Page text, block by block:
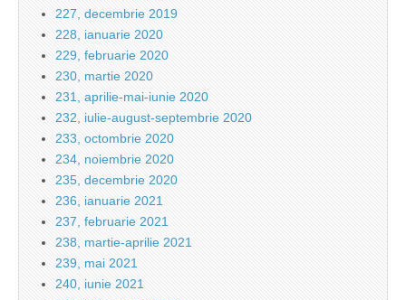
227, decembrie 2019
228, ianuarie 2020
229, februarie 2020
230, martie 2020
231, aprilie-mai-iunie 2020
232, iulie-august-septembrie 2020
233, octombrie 2020
234, noiembrie 2020
235, decembrie 2020
236, ianuarie 2021
237, februarie 2021
238, martie-aprilie 2021
239, mai 2021
240, iunie 2021